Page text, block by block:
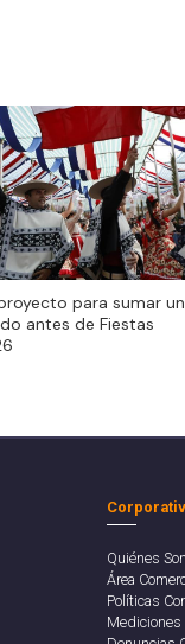
para sumar un
antes de Fiestas
Quiénes
Área
Políticas
Mediciones